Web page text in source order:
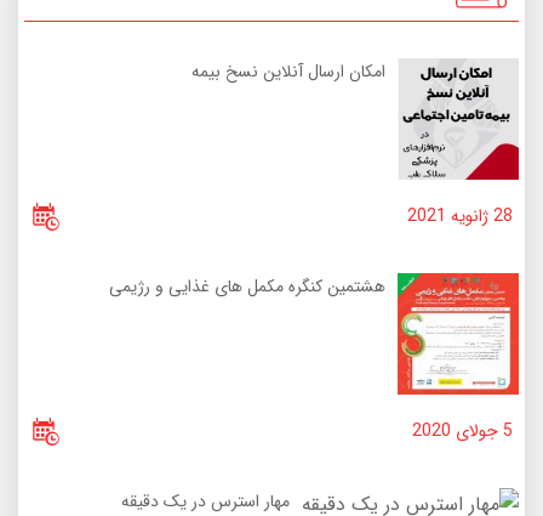
امکان ارسال آنلاین نسخ بیمه
28 ژانویه 2021
هشتمین کنگره مکمل های غذایی و رژیمی
5 جولای 2020
مهار استرس در یک دقیقه